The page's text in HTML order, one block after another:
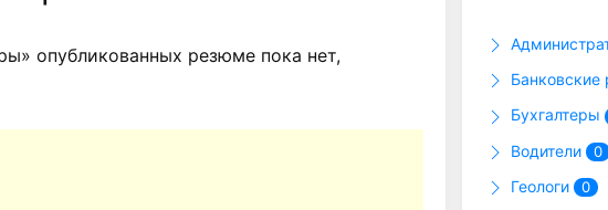
опубликованных резюме пока нет,
Банковские
Бухгалтеры
Водители 0
Геологи 0